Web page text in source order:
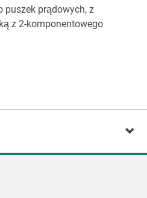
puszek prądowych, z
z 2-komponentowego